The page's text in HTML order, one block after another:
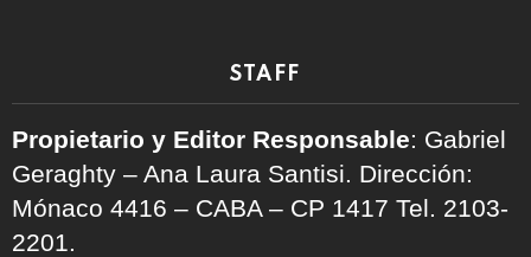
STAFF
Propietario y Editor Responsable: Gabriel
Geraghty – Ana Laura Santisi. Dirección:
Mónaco 4416 – CABA – CP 1417 Tel. 2103-
2201.